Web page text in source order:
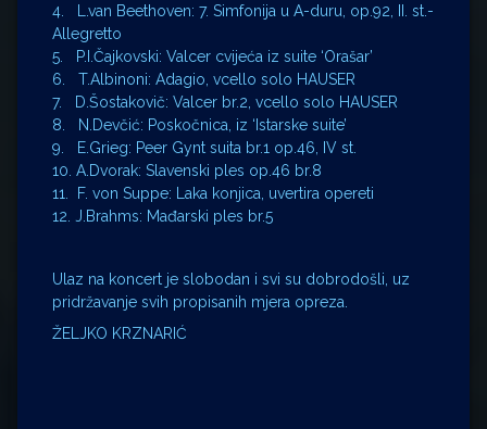
4. L.van Beethoven: 7. Simfonija u A-duru, op.92, II. st.-
Allegretto
5. P.I.Čajkovski: Valcer cvijeća iz suite ‘Orašar’
6. T.Albinoni: Adagio, vcello solo HAUSER
7. D.Šostakovič: Valcer br.2, vcello solo HAUSER
8. N.Devčić: Poskočnica, iz ‘Istarske suite’
9. E.Grieg: Peer Gynt suita br.1 op.46, IV st.
10. A.Dvorak: Slavenski ples op.46 br.8
11. F. von Suppe: Laka konjica, uvertira opereti
12. J.Brahms: Mađarski ples br.5
Ulaz na koncert je slobodan i svi su dobrodošli, uz
pridržavanje svih propisanih mjera opreza.
ŽELJKO KRZNARIĆ